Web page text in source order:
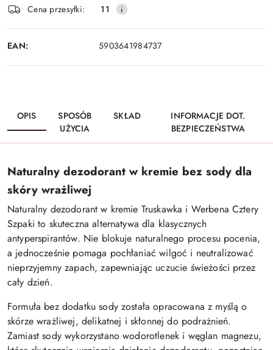
dostawa
Cena przesyłki: 11
EAN: 5903641984737
OPIS
SPOSÓB
UŻYCIA
SKŁAD
INFORMACJE DOT.
BEZPIECZEŃSTWA
Naturalny dezodorant w kremie bez sody dla
skóry wrażliwej
Naturalny dezodorant w kremie Truskawka i Werbena Cztery
Szpaki to skuteczna alternatywa dla klasycznych
antyperspirantów. Nie blokuje naturalnego procesu pocenia,
a jednocześnie pomaga pochłaniać wilgoć i neutralizować
nieprzyjemny zapach, zapewniając uczucie świeżości przez
cały dzień.
Formuła bez dodatku sody została opracowana z myślą o
skórze wrażliwej, delikatnej i skłonnej do podrażnień.
Zamiast sody wykorzystano wodorotlenek i węglan magnezu,